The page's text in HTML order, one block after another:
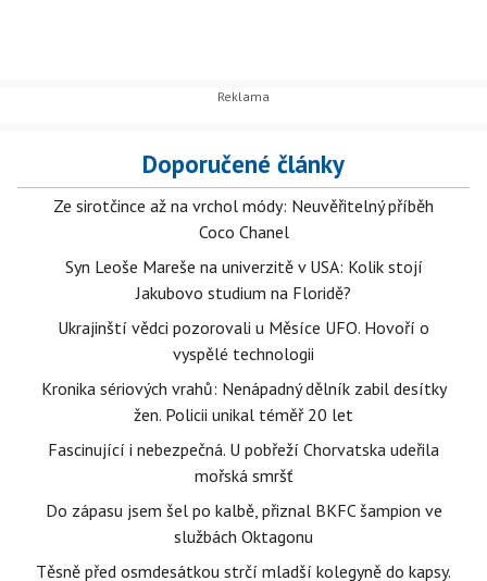
Doporučené články
Ze sirotčince až na vrchol módy: Neuvěřitelný příběh
Coco Chanel
Syn Leoše Mareše na univerzitě v USA: Kolik stojí
Jakubovo studium na Floridě?
Ukrajinští vědci pozorovali u Měsíce UFO. Hovoří o
vyspělé technologii
Kronika sériových vrahů: Nenápadný dělník zabil desítky
žen. Policii unikal téměř 20 let
Fascinující i nebezpečná. U pobřeží Chorvatska udeřila
mořská smršť
Do zápasu jsem šel po kalbě, přiznal BKFC šampion ve
službách Oktagonu
Těsně před osmdesátkou strčí mladší kolegyně do kapsy.